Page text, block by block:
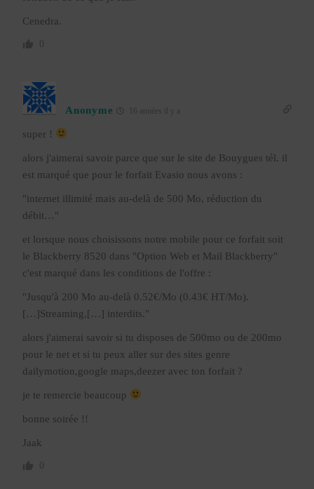
Cenedra.
Anonyme 16 années il y a
super !
alors j'aimerai savoir parce que sur le site de Bouygues tél. il
est marqué que pour le forfait Evasio nous avons :
"internet illimité mais au-delà de 500 Mo, réduction du
débit…"
et lorsque nous choisissons notre mobile pour ce forfait soit
le Blackberry 8520 dans "Option Web et Mail Blackberry"
c'est marqué dans les conditions de l'offre :
"Jusqu'à 200 Mo au-delà 0.52€/Mo (0.43€ HT/Mo).
[…]Streaming,[…] interdits."
alors j'aimerai savoir si tu disposes de 500mo ou de 200mo
pour le net et si tu peux aller sur des sites genre
dailymotion,google maps,deezer avec ton forfait ?
je te remercie beaucoup
bonne soirée !!
Jaak